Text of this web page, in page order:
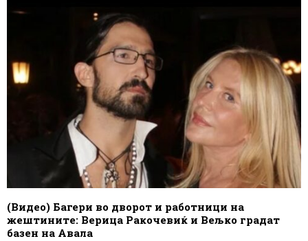
(Видео) Багери во дворот и работници на
жештините: Верица Ракочевиќ и Вељко градат
базен на Авала